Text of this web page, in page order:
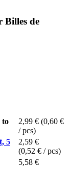
Billes de
to
2,99 € (0,60 €
/ pcs)
5
2,59 €
(0,52 € / pcs)
5,58 €